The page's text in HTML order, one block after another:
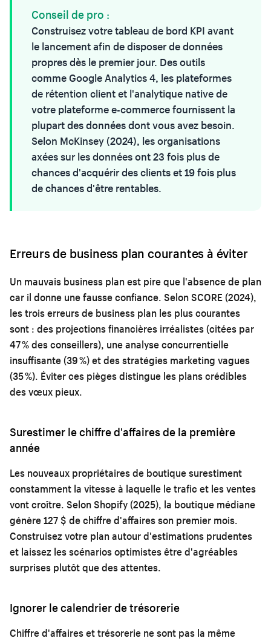
Conseil de pro :
Construisez votre tableau de bord KPI avant
le lancement afin de disposer de données
propres dès le premier jour. Des outils
comme Google Analytics 4, les plateformes
de rétention clientet l'analytique native de
votre plateforme e-commerce fournissent la
plupart des données dont vous avez besoin.
Selon McKinsey (2024), les organisations
axées sur les données ont 23 fois plus de
chances d'acquérir des clients et 19 fois plus
de chances d'être rentables.
Erreurs de business plan courantes à éviter
Un mauvais business plan est pire que l'absence de plan
car il donne une fausse confiance. Selon SCORE (2024),
les trois erreurs de business plan les plus courantes
sont : des projections financières irréalistes (citées par
47 % des conseillers), une analyse concurrentielle
insuffisante (39 %) et des stratégies marketing vagues
(35 %). Éviter ces pièges distingue les plans crédibles
des vœux pieux.
Surestimer le chiffre d'affaires de la première
année
Les nouveaux propriétaires de boutique surestiment
constamment la vitesse à laquelle le trafic et les ventes
vont croître. Selon Shopify (2025), la boutique médiane
génère 127 $ de chiffre d'affaires son premier mois.
Construisez votre plan autour d'estimations prudentes
et laissez les scénarios optimistes être d'agréables
surprises plutôt que des attentes.
Ignorer le calendrier de trésorerie
Chiffre d'affaires et trésorerie ne sont pas la même